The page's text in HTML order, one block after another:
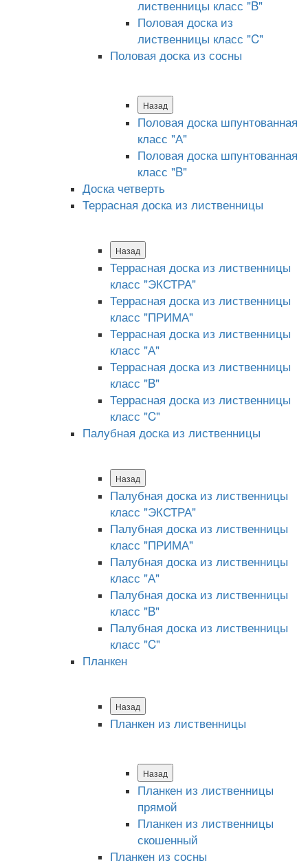
лиственницы класс "B"
Половая доска из
лиственницы класс "C"
Половая доска из сосны
Назад
Половая доска шпунтованная
класс "А"
Половая доска шпунтованная
класс "B"
Доска четверть
Террасная доска из лиственницы
Назад
Террасная доска из лиственницы
класс "ЭКСТРА"
Террасная доска из лиственницы
класс "ПРИМА"
Террасная доска из лиственницы
класс "А"
Террасная доска из лиственницы
класс "B"
Террасная доска из лиственницы
класс "C"
Палубная доска из лиственницы
Назад
Палубная доска из лиственницы
класс "ЭКСТРА"
Палубная доска из лиственницы
класс "ПРИМА"
Палубная доска из лиственницы
класс "А"
Палубная доска из лиственницы
класс "B"
Палубная доска из лиственницы
класс "C"
Планкен
Назад
Планкен из лиственницы
Назад
Планкен из лиственницы
прямой
Планкен из лиственницы
скошенный
Планкен из сосны